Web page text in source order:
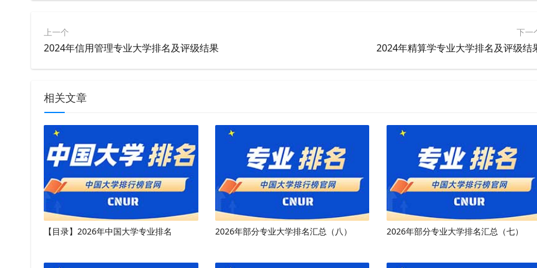
上一个
2024年信用管理专业大学排名及评级结果
下一
2024年精算学专业大学排名及评级结
相关文章
【目录】2026年中国大学专业排名 2026年部分专业大学排名汇总（八） 2026年部分专业大学排名汇总（七）